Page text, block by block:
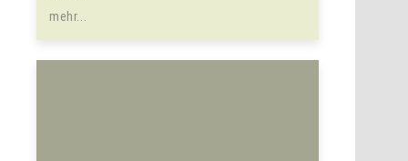
mehr...